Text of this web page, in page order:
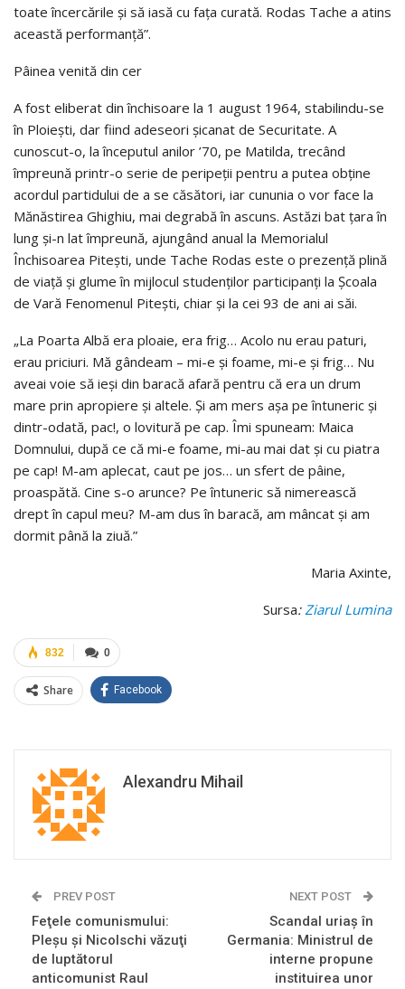
toate încercările și să iasă cu fața curată. Rodas Tache a atins
această perfor­manță”.
Pâinea venită din cer
A fost eliberat din închisoare la 1 august 1964, stabilindu-se
în Ploiești, dar fiind adeseori șicanat de Securitate. A
cunoscut-o, la începutul anilor ’70, pe Matilda, trecând
împreună printr-o serie de peripeții pentru a putea obține
acordul partidului de a se căsători, iar cununia o vor face la
Mănăstirea Ghighiu, mai degrabă în ascuns. Astăzi bat țara în
lung și-n lat împreună, ajungând anual la Memorialul
Închisoarea Pitești, unde Tache Rodas este o prezență plină
de viață și glume în mijlocul studenților participanți la Școala
de Vară Fenomenul Pitești, chiar și la cei 93 de ani ai săi.
„La Poarta Albă era ploaie, era frig… Acolo nu erau paturi,
erau priciuri. Mă gândeam – mi-e și foame, mi-e și frig… Nu
aveai voie să ieși din baracă afară pentru că era un drum
mare prin apropiere și altele. Și am mers așa pe întuneric și
dintr-odată, pac!, o lovitură pe cap. Îmi spuneam: Maica
Domnului, după ce că mi-e foame, mi-au mai dat și cu piatra
pe cap! M-am aplecat, caut pe jos… un sfert de pâine,
proaspătă. Cine s-o arunce? Pe întuneric să nimerească
drept în capul meu? M-am dus în baracă, am mâncat și am
dormit până la ziuă.”
Maria Axinte,
Sursa: Ziarul Lumina
0
832
Share Facebook
Alexandru Mihail
PREV POST
Feţele comunismului:
Pleşu şi Nicolschi văzuţi
de luptătorul
anticomunist Raul
NEXT POST
Scandal uriaș în
Germania: Ministrul de
interne propune
instituirea unor